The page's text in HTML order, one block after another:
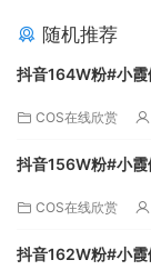
随机推荐
抖音164W粉#小
COS在线欣赏
抖音156W粉#小
COS在线欣赏
抖音162W粉#小